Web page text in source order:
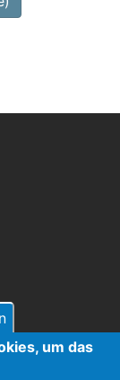
um das